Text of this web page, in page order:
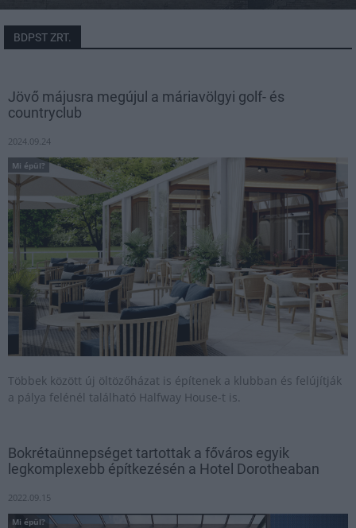
BDPST ZRT.
Jövő májusra megújul a máriavölgyi golf- és
countryclub
2024.09.24
Mi épül?
Többek között új öltözőházat is építenek a klubban és felújítják
a pálya felénél található Halfway House-t is.
Bokrétaünnepséget tartottak a főváros egyik
legkomplexebb építkezésén a Hotel Dorotheaban
2022.09.15
Mi épül?